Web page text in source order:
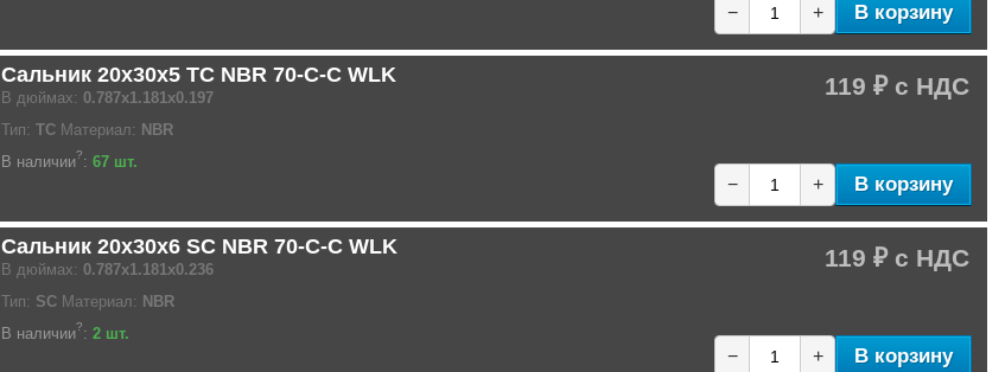
− + В корзину
Сальник 20x30x5 TC NBR 70-C-C WLK
В дюймах: 0.787x1.181x0.197
Тип: TC Материал: NBR
В наличии?: 67 шт.
119 ₽
− + В корзину
Сальник 20x30x6 SC NBR 70-C-C WLK
В дюймах: 0.787x1.181x0.236
Тип: SC Материал: NBR
В наличии?: 2 шт.
119 ₽
− + В корзину